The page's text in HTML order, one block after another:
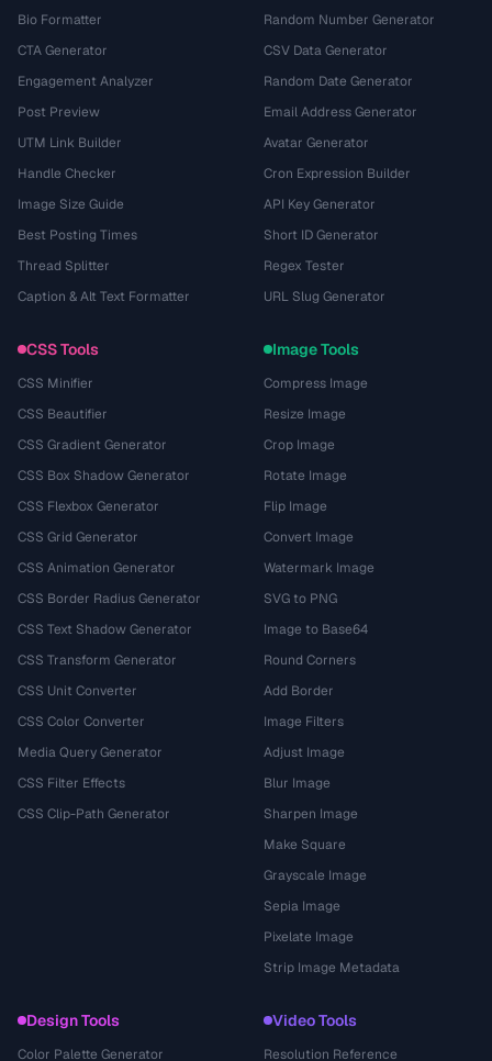
Bio Formatter
CTA Generator
Engagement Analyzer
Post Preview
UTM Link Builder
Handle Checker
Image Size Guide
Best Posting Times
Thread Splitter
Caption & Alt Text Formatter
Random Number Generator
CSV Data Generator
Random Date Generator
Email Address Generator
Avatar Generator
Cron Expression Builder
API Key Generator
Short ID Generator
Regex Tester
URL Slug Generator
CSS Tools
CSS Minifier
CSS Beautifier
CSS Gradient Generator
CSS Box Shadow Generator
CSS Flexbox Generator
CSS Grid Generator
CSS Animation Generator
CSS Border Radius Generator
CSS Text Shadow Generator
CSS Transform Generator
CSS Unit Converter
CSS Color Converter
Media Query Generator
CSS Filter Effects
CSS Clip-Path Generator
Image Tools
Compress Image
Resize Image
Crop Image
Rotate Image
Flip Image
Convert Image
Watermark Image
SVG to PNG
Image to Base64
Round Corners
Add Border
Image Filters
Adjust Image
Blur Image
Sharpen Image
Make Square
Grayscale Image
Sepia Image
Pixelate Image
Strip Image Metadata
Design Tools
Color Palette Generator
Video Tools
Resolution Reference